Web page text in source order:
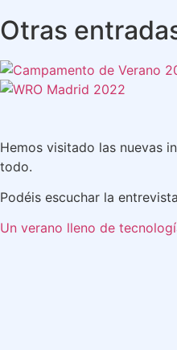
Otras
Hemos visitado las nuevas
todo.
Podéis escuchar la
Un verano lleno de